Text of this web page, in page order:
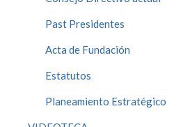
Past Presidentes
Acta de Fundación
Estatutos
Planeamiento Estratégico